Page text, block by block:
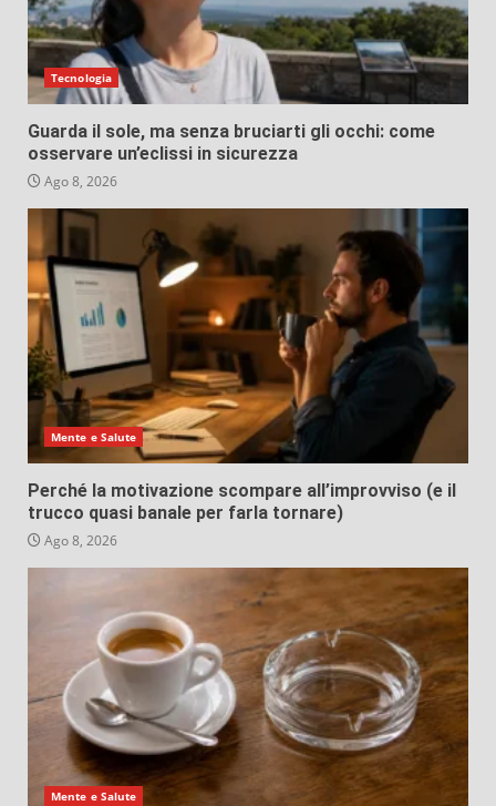
Tecnologia
Guarda il sole, ma senza bruciarti gli occhi: come
osservare un’eclissi in sicurezza
Ago 8, 2026
Mente e Salute
Perché la motivazione scompare all’improvviso (e il
trucco quasi banale per farla tornare)
Ago 8, 2026
Mente e Salute